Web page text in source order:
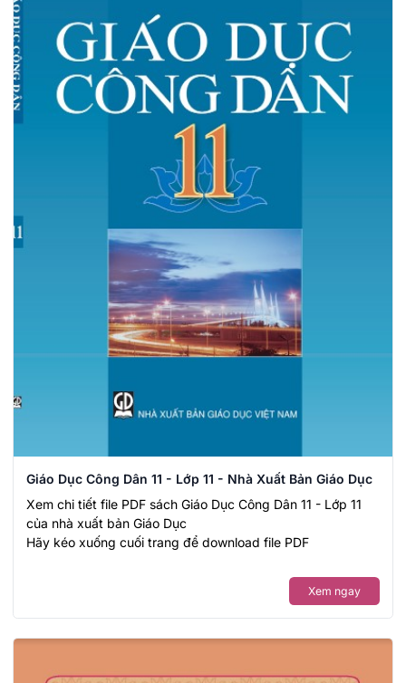
Giáo Dục Công Dân 11 - Lớp 11 - Nhà Xuất Bản Giáo Dục
Xem chi tiết file PDF sách Giáo Dục Công Dân 11 - Lớp 11
của nhà xuất bản Giáo Dục
Hãy kéo xuống cuối trang để download file PDF
Xem ngay